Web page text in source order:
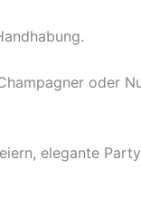
oder
elegante